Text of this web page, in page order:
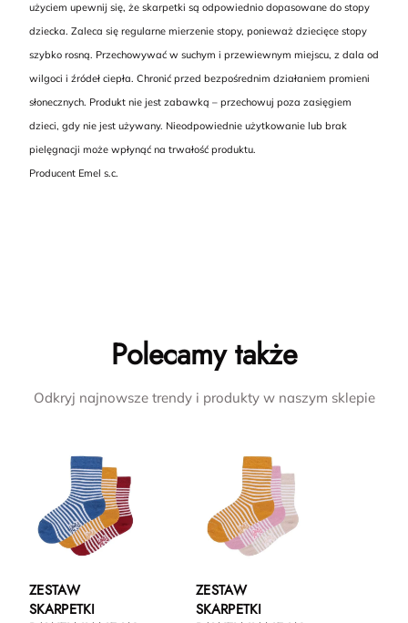
użyciem upewnij się, że skarpetki są odpowiednio dopasowane do stopy
dziecka. Zaleca się regularne mierzenie stopy, ponieważ dziecięce stopy
szybko rosną. Przechowywać w suchym i przewiewnym miejscu, z dala od
wilgoci i źródeł ciepła. Chronić przed bezpośrednim działaniem promieni
słonecznych. Produkt nie jest zabawką – przechowuj poza zasięgiem
dzieci, gdy nie jest używany. Nieodpowiednie użytkowanie lub brak
pielęgnacji może wpłynąć na trwałość produktu.
Producent Emel s.c.
Polecamy także
Odkryj najnowsze trendy i produkty w naszym sklepie
ZESTAW
SKARPETKI
ZESTAW
SKARPETKI